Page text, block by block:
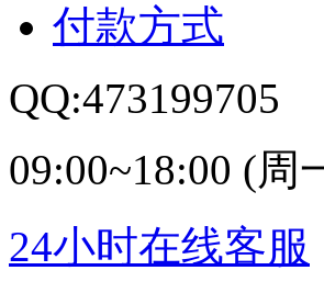
付款方式
QQ:473199705
09:00~18:00 (周
24小时在线客服